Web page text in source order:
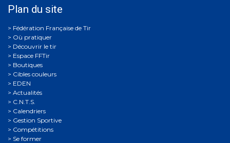
Plan du site
Où pratiquer
Découvrir le tir
Espace FFTir
Boutiques
Cibles couleurs
EDEN
Actualités
C.N.T.S.
Calendriers
Gestion Sportive
Compétitions
Se former